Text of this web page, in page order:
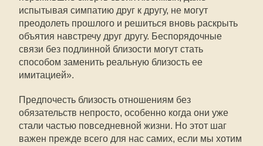
испытывая симпатию друг к другу, не могут
преодолеть прошлого и решиться вновь раскрыть
объятия навстречу друг другу. Беспорядочные
связи без подлинной близости могут стать
способом заменить реальную близость ее
имитацией».
Предпочесть близость отношениям без
обязательств непросто, особенно когда они уже
стали частью повседневной жизни. Но этот шаг
важен прежде всего для нас самих, если мы хотим